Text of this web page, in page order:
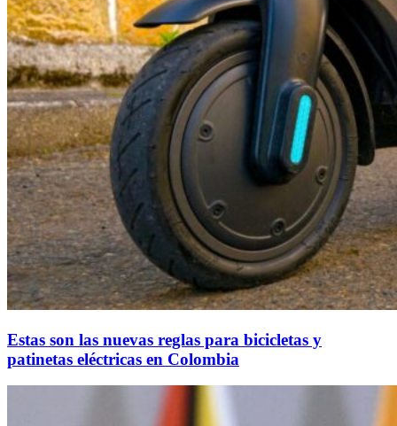
Estas son las nuevas reglas para bicicletas y
patinetas eléctricas en Colombia